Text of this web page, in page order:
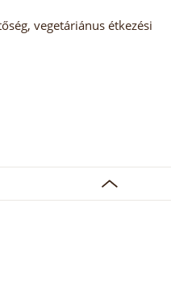
vegetáriánus étkezési